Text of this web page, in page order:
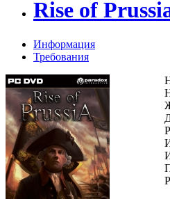
Rise of
Информация
Требования